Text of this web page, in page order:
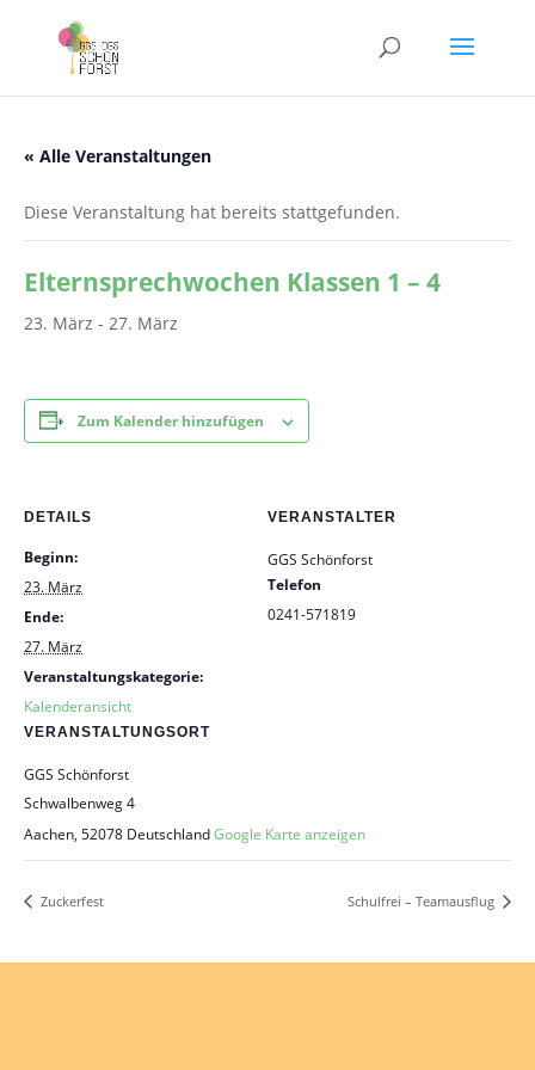
« Alle Veranstaltungen
Diese Veranstaltung hat bereits stattgefunden.
Elternsprechwochen Klassen 1 – 4
23. März - 27. März
Zum Kalender hinzufügen
DETAILS
Beginn:
23. März
Ende:
27. März
Veranstaltungskategorie:
Kalenderansicht
VERANSTALTUNGSORT
GGS Schönforst
Schwalbenweg 4
Aachen, 52078 DeutschlandGoogle Karte anzeigen
VERANSTALTER
GGS Schönforst
Telefon
0241-571819
Zuckerfest Schulfrei – Teamausflug